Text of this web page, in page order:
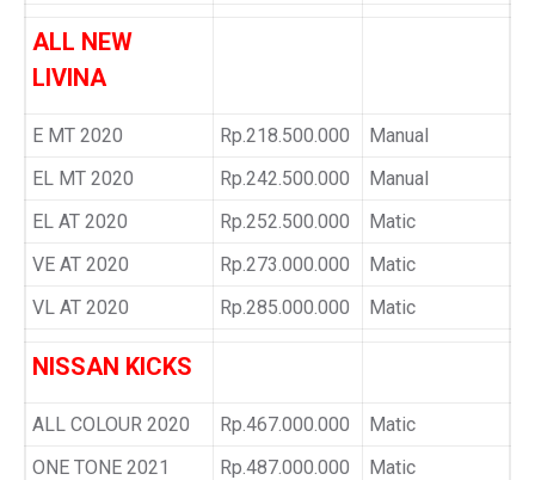
ALL NEW
LIVINA
E MT 2020 Rp.218.500.000
Manual
EL MT 2020
Rp.242.500.000
Manual
EL AT 2020
Rp.252.500.000
Matic
VE AT 2020
Rp.273.000.000
Matic
VL AT 2020
Rp.285.000.000 Matic
NISSAN KICKS
ALL COLOUR 2020 Rp.467.000.000
Matic
ONE TONE 2021
Rp.487.000.000
Matic